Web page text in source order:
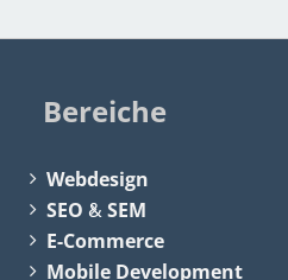
Bereiche
Webdesign
SEO &SEM
E-Commerce
Mobile Development